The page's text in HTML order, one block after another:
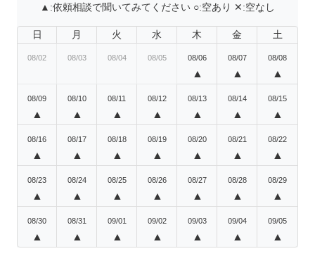
▲:依頼相談で聞いてみてください ○:空あり ✕:空なし
日 月 火 水 木 金 土
08/02 08/03 08/04 08/05 08/06
▲
08/07
▲
08/08
▲
08/09
▲
08/10
▲
08/11
▲
08/12
▲
08/13
▲
08/14
▲
08/15
▲
08/16
▲
08/17
▲
08/18
▲
08/19
▲
08/20
▲
08/21
▲
08/22
▲
08/23
▲
08/24
▲
08/25
▲
08/26
▲
08/27
▲
08/28
▲
08/29
▲
08/30
▲
08/31
▲
09/01
▲
09/02
▲
09/03
▲
09/04
▲
09/05
▲